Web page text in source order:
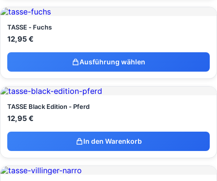
TASSE - Fuchs
12,95 €
Ausführung wählen
TASSE Black Edition - Pferd
12,95 €
In den Warenkorb